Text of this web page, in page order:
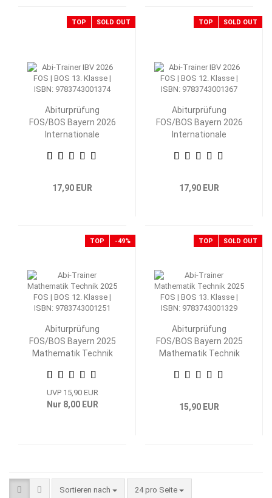
TOP SOLD OUT
Abiturprüfung
FOS/BOS Bayern 2026
Internationale
Volkswirtschaftslehre
17,90 EUR
TOP SOLD OUT
Abiturprüfung
FOS/BOS Bayern 2026
Internationale
Volkswirtschaftslehre
17,90 EUR
TOP -49%
Abiturprüfung
FOS/BOS Bayern 2025
Mathematik Technik
UVP 15,90 EUR
Nur 8,00 EUR
TOP SOLD OUT
Abiturprüfung
FOS/BOS Bayern 2025
Mathematik Technik
15,90 EUR
Sortieren nach
Sortieren nach 24 pro Seite
pro Seite